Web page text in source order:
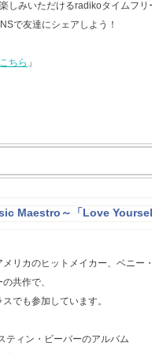
しみいただけるradikoタイムフリ
で友達にシェアしよう！
ちら 」
Maestro～「Love
リカのヒットメイカー、ベニー
共作で、
でも参加しています。
ティン・ビーバーのアルバム